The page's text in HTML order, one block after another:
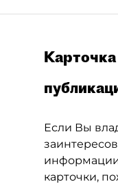
Карточка
Если Вы
карточки,